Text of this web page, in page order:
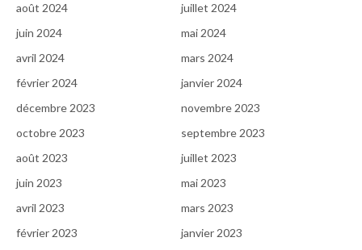
août 2024
juillet 2024
juin 2024
mai 2024
avril 2024
mars 2024
février 2024
janvier 2024
décembre 2023
novembre 2023
octobre 2023
septembre 2023
août 2023
juillet 2023
juin 2023
mai 2023
avril 2023
mars 2023
février 2023
janvier 2023